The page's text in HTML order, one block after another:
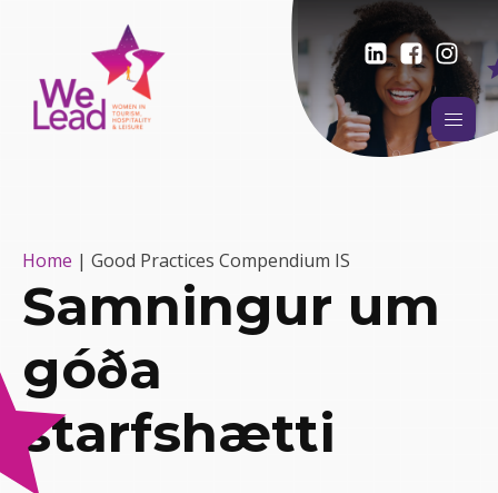
Home | Good Practices Compendium IS
Samningur um
góða
starfshætti